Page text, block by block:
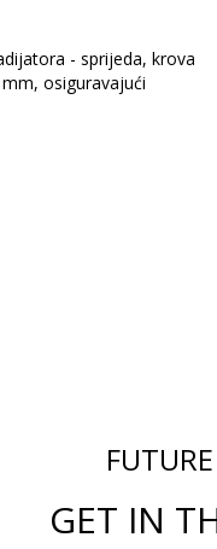
- sprijeda, krova
osiguravajući
GET IN